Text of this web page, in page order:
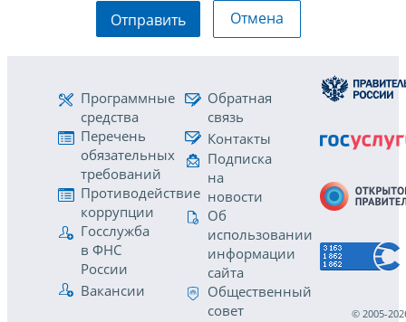
Отправить Отмена
Программные
средства
Перечень
обязательных
требований
Противодействие
коррупции
Госслужба
в ФНС
России
Вакансии
Обратная
связь
Контакты
Подписка
на
новости
Об
использовании
информации
сайта
Общественный
совет
© 2005-